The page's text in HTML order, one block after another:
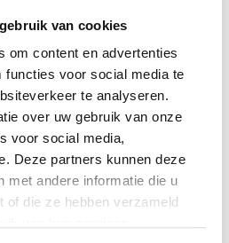
van cookies
om content en advertenties
functies voor social media te
te analyseren.
over uw gebruik van onze
voor social media,
Deze partners kunnen deze
met andere informatie die u
of die ze hebben verzameld
MAMA THIRZA VLOG: OP
VAKANTIE & TWEE ZIEKE
KINDEREN
MAMA CARMEN VLOG:
SCHOLEN ZIJN WEER
BEGONNEN & TANDEN BLEKEN